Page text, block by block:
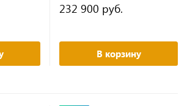
232 900 руб.
В корзину